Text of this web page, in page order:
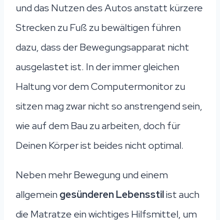
und das Nutzen des Autos anstatt kürzere
Strecken zu Fuß zu bewältigen führen
dazu, dass der Bewegungsapparat nicht
ausgelastet ist. In der immer gleichen
Haltung vor dem Computermonitor zu
sitzen mag zwar nicht so anstrengend sein,
wie auf dem Bau zu arbeiten, doch für
Deinen Körper ist beides nicht optimal.
Neben mehr Bewegung und einem
allgemeingesünderen Lebensstilist auch
die Matratze ein wichtiges Hilfsmittel, um